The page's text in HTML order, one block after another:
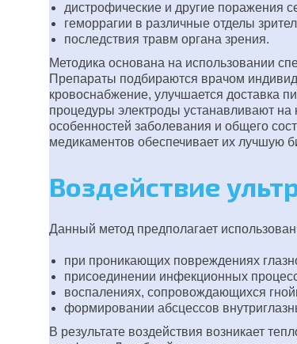
дистрофические и другие поражения
геморрагии в различные отделы
последствия травм органа зрения.
Методика основана на использовании
Препараты подбираются врачом
кровоснабжение, улучшается доставка
процедуры электроды устанавливают на
особенностей заболевания и общего
медикаментов обеспечивает их лучшую
Воздействие
Данный метод предполагает
при проникающих повреждениях
присоединении инфекционных
воспалениях, сопровождающихся
формировании абсцессов
В результате воздействия возникает